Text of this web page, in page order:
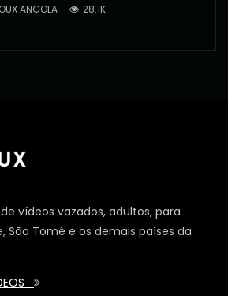
ANGOLA 28.1K
vídeos vazados, adultos, para
São Tomé e os demais países da